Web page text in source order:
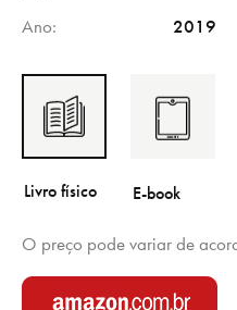
Ano 2019
O preço pode variar de